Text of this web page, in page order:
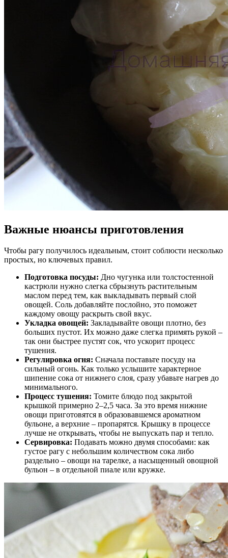
Важные нюансы приготовления
Чтобы рагу получилось идеальным, стоит соблюсти несколько
простых, но ключевых правил.
Подготовка посуды: Дно чугунка или толстостенной
кастрюли нужно слегка сбрызнуть растительным
маслом перед тем, как выкладывать первый слой
овощей. Соль добавляйте послойно, это поможет
каждому овощу раскрыть свой вкус.
Укладка овощей: Закладывайте овощи плотно, без
больших пустот. Их можно даже слегка примять рукой –
так они быстрее пустят сок, что ускорит процесс
тушения.
Регулировка огня: Сначала поставьте посуду на
сильный огонь. Как только услышите характерное
шипение сока от нижнего слоя, сразу убавьте нагрев до
минимального.
Процесс тушения: Томите блюдо под закрытой
крышкой примерно 2–2,5 часа. За это время нижние
овощи приготовятся в образовавшемся ароматном
бульоне, а верхние – пропарятся. Крышку в процессе
лучше не открывать, чтобы не выпускать пар и тепло.
Сервировка: Подавать можно двумя способами: как
густое рагу с небольшим количеством сока либо
раздельно – овощи на тарелке, а насыщенный овощной
бульон – в отдельной пиале или кружке.